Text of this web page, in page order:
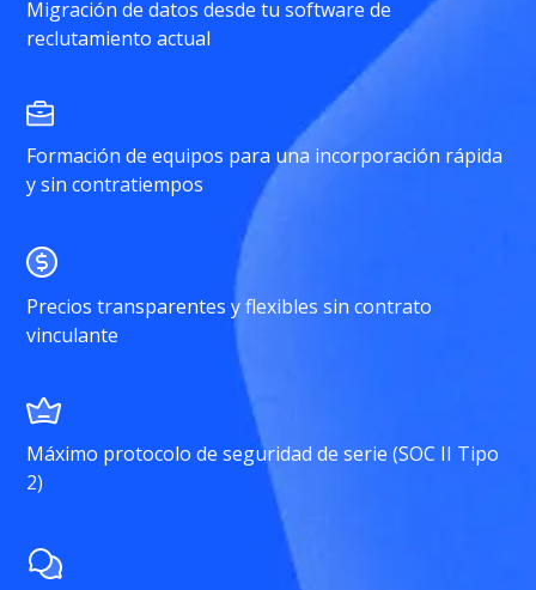
Migración de datos desde tu software de
reclutamiento actual
Formación de equipos para una incorporación rápida
y sin contratiempos
Precios transparentes y flexibles sin contrato
vinculante
Máximo protocolo de seguridad de serie (SOC II Tipo
2)